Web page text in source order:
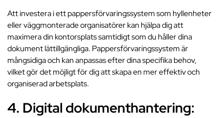
Att investera i ett pappersförvaringssystem som hyllenheter
eller väggmonterade organisatörer kan hjälpa dig att
maximera din kontorsplats samtidigt som du håller dina
dokument lättillgängliga. Pappersförvaringssystem är
mångsidiga och kan anpassas efter dina specifika behov,
vilket gör det möjligt för dig att skapa en mer effektiv och
organiserad arbetsplats.
4. Digital dokumenthantering: